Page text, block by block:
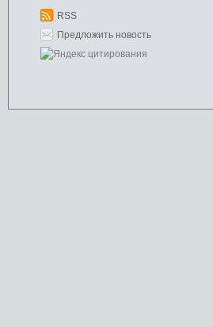
RSS
Предложить новость